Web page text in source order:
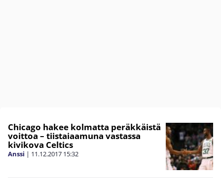
Chicago hakee kolmatta peräkkäistä
voittoa – tiistaiaamuna vastassa
kivikova Celtics
Anssi | 11.12.2017 15:32